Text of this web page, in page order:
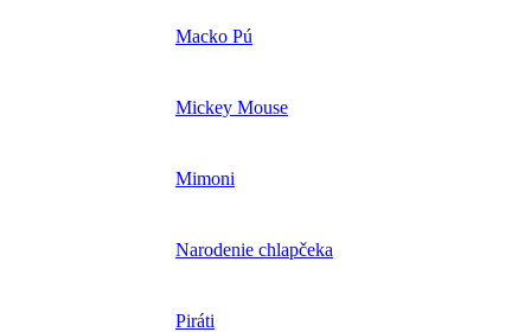
Macko Pú
Mickey Mouse
Mimoni
Narodenie chlapčeka
Piráti